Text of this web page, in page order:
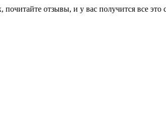
отзывы, и у вас получится все